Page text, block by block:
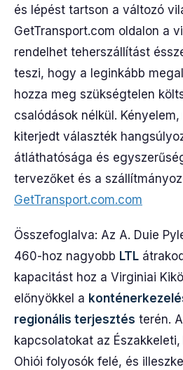
és lépést tartson a változó
GetTransport.com oldalon a
rendelhet teherszállítást
teszi, hogy a leginkább
hozza meg szükségtelen
csalódások nélkül.
kiterjedt választék
átláthatósága és
tervezőket és a
GetTransport.com.com
Összefoglalva: Az A. Duie
460-hoz nagyobb LTL
kapacitást hoz a Virginiai
előnyökkel a
regionális terjesztés terén.
kapcsolatokat az
Ohiói folyosók felé, és